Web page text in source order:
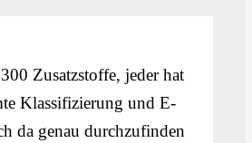
Zusatzstoffe, jeder hat
Klassifizierung und E-
da genau durchzufinden